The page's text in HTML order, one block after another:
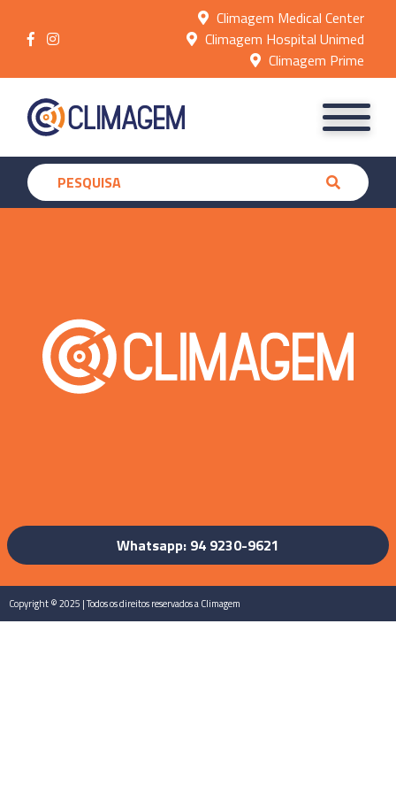
Climagem Medical Center
Climagem Hospital Unimed
Climagem Prime
Whatsapp: 94 9230-9621
Copyright © 2025 | Todos os direitos reservados a Climagem